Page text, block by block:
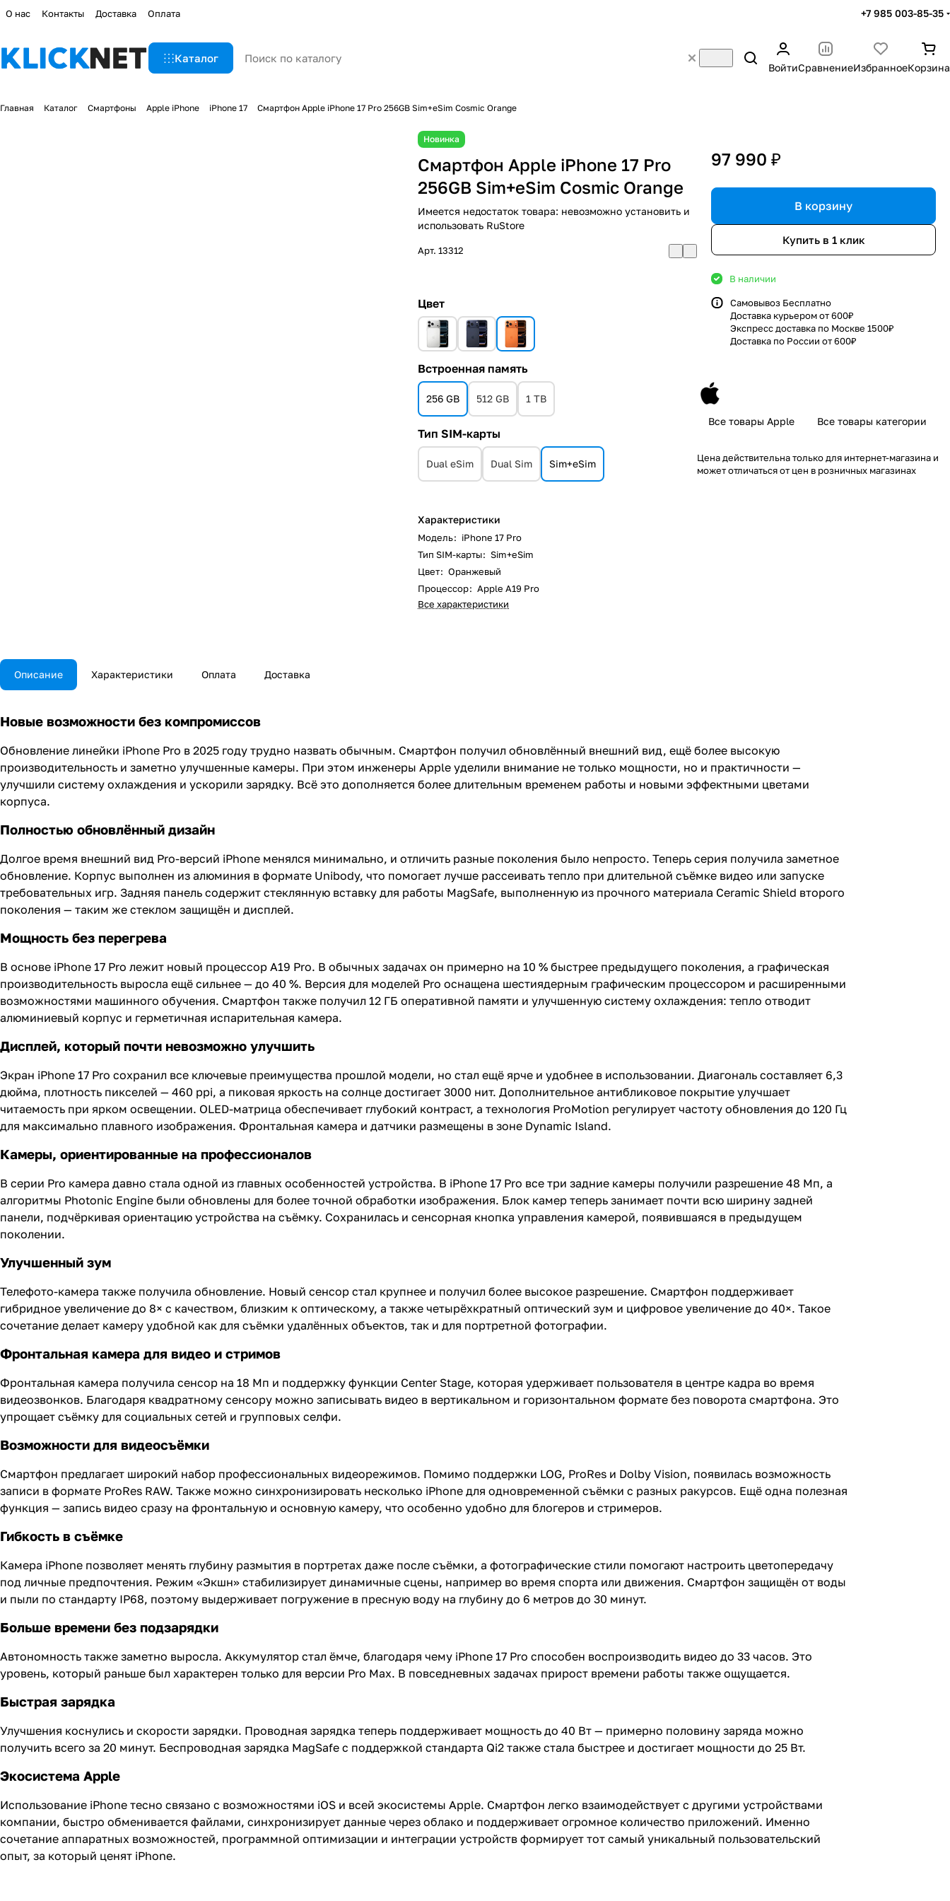
О нас Контакты Доставка Оплата +7 985 003-85-35
Каталог
ВойтиСравнениеИзбранноеКорзина
Главная Каталог Смартфоны Apple iPhone iPhone 17 Смартфон Apple iPhone 17 Pro 256GB Sim+eSim Cosmic Orange
Новинка
Смартфон Apple iPhone 17 Pro
256GB Sim+eSim Cosmic Orange
Имеется недостаток товара: невозможно установить и
использовать RuStore
Арт.13312
Цвет
Встроенная память
256 GB 512 GB 1 TB
Тип SIM-карты
Dual eSim Dual Sim Sim+eSim
Характеристики
Модель: iPhone 17 Pro
Тип SIM-карты: Sim+eSim
Цвет: Оранжевый
Процессор: Apple A19 Pro
Все характеристики
97 990 ₽
В корзину
Купить в 1 клик
В наличии
Самовывоз Бесплатно
Доставка курьером от 600₽
Экспресс доставка по Москве 1500₽
Доставка по России от 600₽
Все товары Apple Все товары категории
Цена действительна только для интернет-магазина и
может отличаться от цен в розничных магазинах
Описание Характеристики Оплата Доставка
Новые возможности без компромиссов
Обновление линейки iPhone Pro в 2025 году трудно назвать обычным. Смартфон получил обновлённый внешний вид, ещё более высокую
производительность и заметно улучшенные камеры. При этом инженеры Apple уделили внимание не только мощности, но и практичности —
улучшили систему охлаждения и ускорили зарядку. Всё это дополняется более длительным временем работы и новыми эффектными цветами
корпуса.
Полностью обновлённый дизайн
Долгое время внешний вид Pro-версий iPhone менялся минимально, и отличить разные поколения было непросто. Теперь серия получила заметное
обновление. Корпус выполнен из алюминия в формате Unibody, что помогает лучше рассеивать тепло при длительной съёмке видео или запуске
требовательных игр. Задняя панель содержит стеклянную вставку для работы MagSafe, выполненную из прочного материала Ceramic Shield второго
поколения — таким же стеклом защищён и дисплей.
Мощность без перегрева
В основе iPhone 17 Pro лежит новый процессор A19 Pro. В обычных задачах он примерно на 10 % быстрее предыдущего поколения, а графическая
производительность выросла ещё сильнее — до 40 %. Версия для моделей Pro оснащена шестиядерным графическим процессором и расширенными
возможностями машинного обучения. Смартфон также получил 12 ГБ оперативной памяти и улучшенную систему охлаждения: тепло отводит
алюминиевый корпус и герметичная испарительная камера.
Дисплей, который почти невозможно улучшить
Экран iPhone 17 Pro сохранил все ключевые преимущества прошлой модели, но стал ещё ярче и удобнее в использовании. Диагональ составляет 6,3
дюйма, плотность пикселей — 460 ppi, а пиковая яркость на солнце достигает 3000 нит. Дополнительное антибликовое покрытие улучшает
читаемость при ярком освещении. OLED-матрица обеспечивает глубокий контраст, а технология ProMotion регулирует частоту обновления до 120 Гц
для максимально плавного изображения. Фронтальная камера и датчики размещены в зоне Dynamic Island.
Камеры, ориентированные на профессионалов
В серии Pro камера давно стала одной из главных особенностей устройства. В iPhone 17 Pro все три задние камеры получили разрешение 48 Мп, а
алгоритмы Photonic Engine были обновлены для более точной обработки изображения. Блок камер теперь занимает почти всю ширину задней
панели, подчёркивая ориентацию устройства на съёмку. Сохранилась и сенсорная кнопка управления камерой, появившаяся в предыдущем
поколении.
Улучшенный зум
Телефото-камера также получила обновление. Новый сенсор стал крупнее и получил более высокое разрешение. Смартфон поддерживает
гибридное увеличение до 8× с качеством, близким к оптическому, а также четырёхкратный оптический зум и цифровое увеличение до 40×. Такое
сочетание делает камеру удобной как для съёмки удалённых объектов, так и для портретной фотографии.
Фронтальная камера для видео и стримов
Фронтальная камера получила сенсор на 18 Мп и поддержку функции Center Stage, которая удерживает пользователя в центре кадра во время
видеозвонков. Благодаря квадратному сенсору можно записывать видео в вертикальном и горизонтальном формате без поворота смартфона. Это
упрощает съёмку для социальных сетей и групповых селфи.
Возможности для видеосъёмки
Смартфон предлагает широкий набор профессиональных видеорежимов. Помимо поддержки LOG, ProRes и Dolby Vision, появилась возможность
записи в формате ProRes RAW. Также можно синхронизировать несколько iPhone для одновременной съёмки с разных ракурсов. Ещё одна полезная
функция — запись видео сразу на фронтальную и основную камеру, что особенно удобно для блогеров и стримеров.
Гибкость в съёмке
Камера iPhone позволяет менять глубину размытия в портретах даже после съёмки, а фотографические стили помогают настроить цветопередачу
под личные предпочтения. Режим «Экшн» стабилизирует динамичные сцены, например во время спорта или движения. Смартфон защищён от воды
и пыли по стандарту IP68, поэтому выдерживает погружение в пресную воду на глубину до 6 метров до 30 минут.
Больше времени без подзарядки
Автономность также заметно выросла. Аккумулятор стал ёмче, благодаря чему iPhone 17 Pro способен воспроизводить видео до 33 часов. Это
уровень, который раньше был характерен только для версии Pro Max. В повседневных задачах прирост времени работы также ощущается.
Быстрая зарядка
Улучшения коснулись и скорости зарядки. Проводная зарядка теперь поддерживает мощность до 40 Вт — примерно половину заряда можно
получить всего за 20 минут. Беспроводная зарядка MagSafe с поддержкой стандарта Qi2 также стала быстрее и достигает мощности до 25 Вт.
Экосистема Apple
Использование iPhone тесно связано с возможностями iOS и всей экосистемы Apple. Смартфон легко взаимодействует с другими устройствами
компании, быстро обменивается файлами, синхронизирует данные через облако и поддерживает огромное количество приложений. Именно
сочетание аппаратных возможностей, программной оптимизации и интеграции устройств формирует тот самый уникальный пользовательский
опыт, за который ценят iPhone.